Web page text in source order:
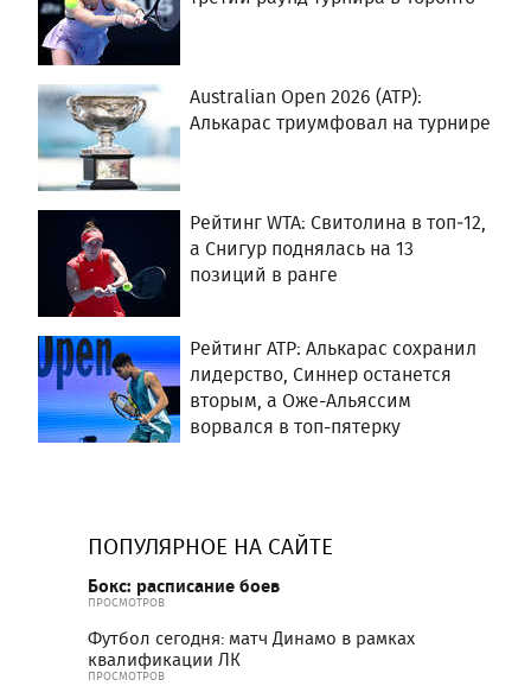
Australian Open 2026 (ATP):
Алькарас триумфовал на турнире
Рейтинг WTA: Свитолина в топ‑12,
а Снигур поднялась на 13
позиций в ранге
Рейтинг ATP: Алькарас сохранил
лидерство, Синнер останется
вторым, а Оже-Альяссим
ворвался в топ-пятерку
ПОПУЛЯРНОЕ НА САЙТЕ
Бокс: расписание боев
ПРОСМОТРОВ
Футбол сегодня: матч Динамо в рамках
квалификации ЛК
ПРОСМОТРОВ